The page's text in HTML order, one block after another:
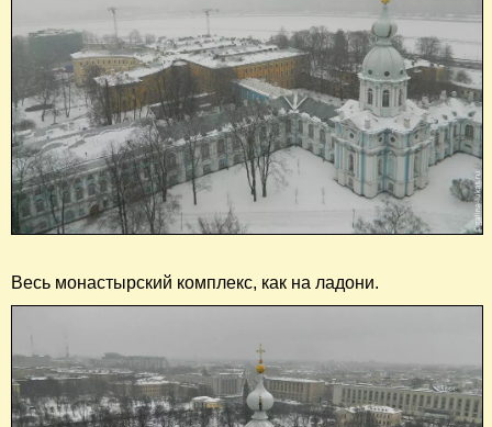
Весь монастырский комплекс, как на ладони.